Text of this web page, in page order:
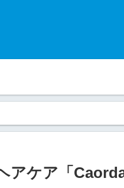
アケア「